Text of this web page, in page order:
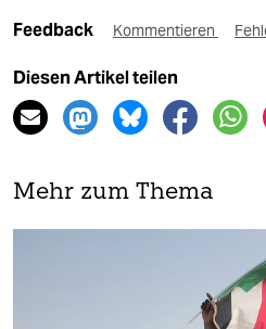
Feedback Kommentieren
Diesen Artikel teilen
Mehr zum Thema